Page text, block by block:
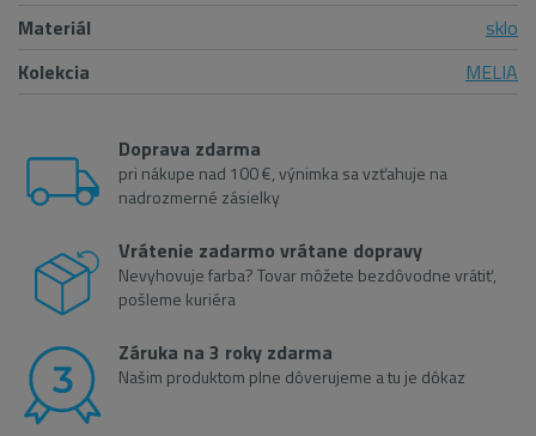
Materiál
sklo
Kolekcia
MELIA
Doprava zdarma
pri nákupe nad 100 €, výnimka sa vzťahuje na
nadrozmerné zásielky
Vrátenie zadarmo vrátane dopravy
Nevyhovuje farba? Tovar môžete bezdôvodne vrátiť,
pošleme kuriéra
Záruka na 3 roky zdarma
Našim produktom plne dôverujeme a tu je dôkaz